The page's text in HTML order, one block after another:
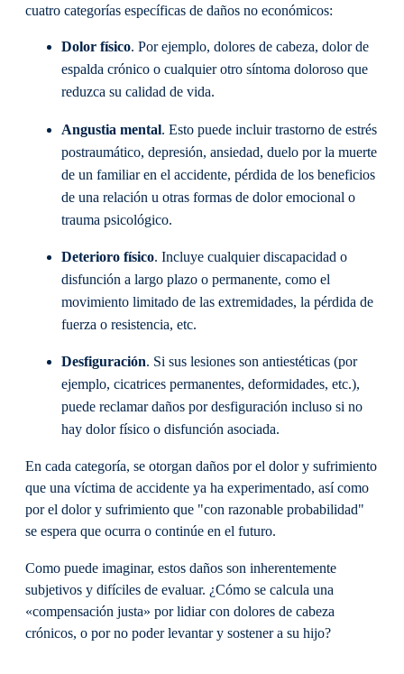
cuatro categorías específicas de daños no económicos:
Dolor físico. Por ejemplo, dolores de cabeza, dolor de
espalda crónico o cualquier otro síntoma doloroso que
reduzca su calidad de vida.
Angustia mental. Esto puede incluir trastorno de estrés
postraumático, depresión, ansiedad, duelo por la muerte
de un familiar en el accidente, pérdida de los beneficios
de una relación u otras formas de dolor emocional o
trauma psicológico.
Deterioro físico. Incluye cualquier discapacidad o
disfunción a largo plazo o permanente, como el
movimiento limitado de las extremidades, la pérdida de
fuerza o resistencia, etc.
Desfiguración. Si sus lesiones son antiestéticas (por
ejemplo, cicatrices permanentes, deformidades, etc.),
puede reclamar daños por desfiguración incluso si no
hay dolor físico o disfunción asociada.
En cada categoría, se otorgan daños por el dolor y sufrimiento
que una víctima de accidente ya ha experimentado, así como
por el dolor y sufrimiento que "con razonable probabilidad"
se espera que ocurra o continúe en el futuro.
Como puede imaginar, estos daños son inherentemente
subjetivos y difíciles de evaluar. ¿Cómo se calcula una
«compensación justa» por lidiar con dolores de cabeza
crónicos, o por no poder levantar y sostener a su hijo?